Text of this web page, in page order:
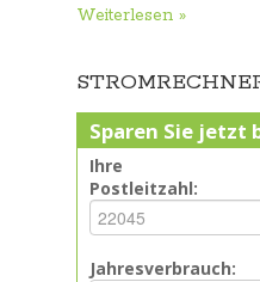
Weiterlesen »
Sparen Sie jetzt
Ihre
Postleitzahl:
Jahresverbrauch: